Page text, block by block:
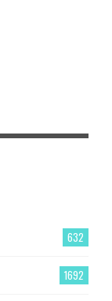
632
1692